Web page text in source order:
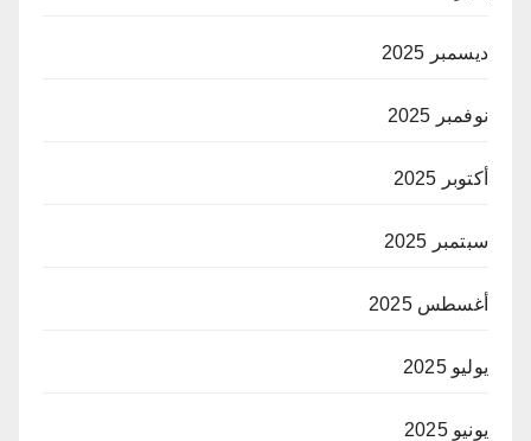
ديسمبر 2025
نوفمبر 2025
أكتوبر 2025
سبتمبر 2025
أغسطس 2025
يوليو 2025
يونيو 2025